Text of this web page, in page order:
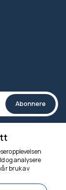
Abonnere
og analysere
bruk av